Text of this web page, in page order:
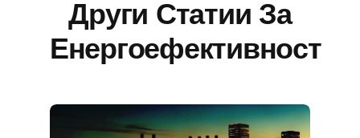
Други Статии За
Енергоефективност